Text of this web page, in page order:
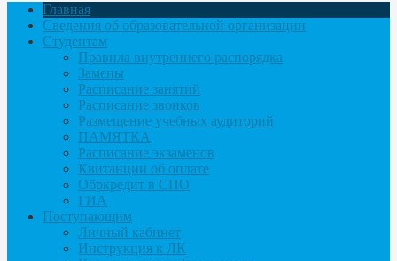
Главная
Сведения об образовательной организации
Студентам
Правила внутреннего распорядка
Замены
Расписание занятий
Расписание звонков
Размещение учебных аудиторий
ПАМЯТКА
Расписание экзаменов
Квитанции об оплате
Обркредит в СПО
ГИА
Поступающим
Личный кабинет
Инструкция к ЛК